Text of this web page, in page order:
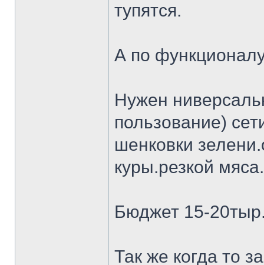
тупятся.
А по
Нужен
пользование)
шенковки
куры.резкой
Бюджет 15-
Так же когда то